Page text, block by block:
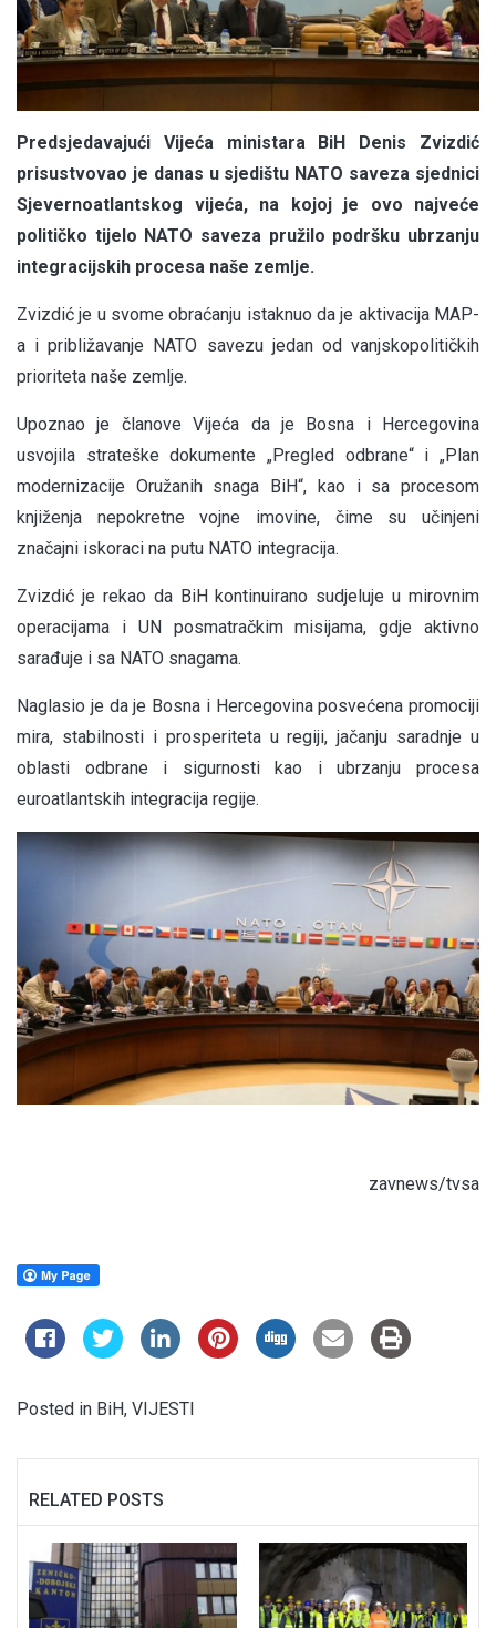
Predsjedavajući Vijeća ministara BiH Denis Zvizdić
prisustvovao je danas u sjedištu NATO saveza sjednici
Sjevernoatlantskog vijeća, na kojoj je ovo najveće
političko tijelo NATO saveza pružilo podršku ubrzanju
integracijskih procesa naše zemlje.
Zvizdić je u svome obraćanju istaknuo da je aktivacija MAP-
a i približavanje NATO savezu jedan od vanjskopolitičkih
prioriteta naše zemlje.
Upoznao je članove Vijeća da je Bosna i Hercegovina
usvojila strateške dokumente „Pregled odbrane“ i „Plan
modernizacije Oružanih snaga BiH“, kao i sa procesom
knjiženja nepokretne vojne imovine, čime su učinjeni
značajni iskoraci na putu NATO integracija.
Zvizdić je rekao da BiH kontinuirano sudjeluje u mirovnim
operacijama i UN posmatračkim misijama, gdje aktivno
sarađuje i sa NATO snagama.
Naglasio je da je Bosna i Hercegovina posvećena promociji
mira, stabilnosti i prosperiteta u regiji, jačanju saradnje u
oblasti odbrane i sigurnosti kao i ubrzanju procesa
euroatlantskih integracija regije.
zavnews/tvsa
Posted in BiH, VIJESTI
RELATED POSTS